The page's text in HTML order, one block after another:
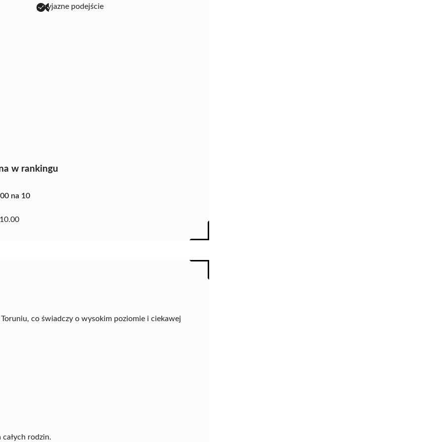
przyjazne podejście
w rankingu
na 10
10.00
co świadczy o wysokim poziomie i ciekawej
rodzin.